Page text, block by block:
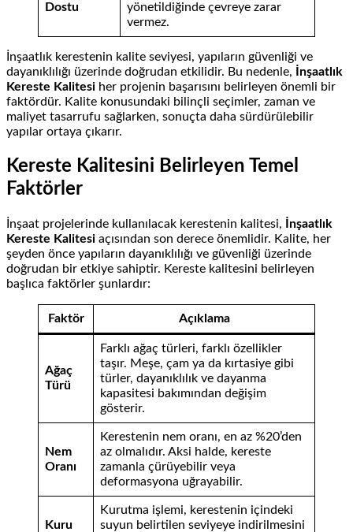
Dostu
yönetildiğinde çevreye zarar
vermez.
İnşaatlık kerestenin kalite seviyesi, yapıların güvenliği ve
dayanıklılığı üzerinde doğrudan etkilidir. Bu nedenle,
İnşaatlık
Kereste Kalitesi her projenin başarısını belirleyen önemli bir
faktördür. Kalite konusundaki bilinçli seçimler, zaman ve
maliyet tasarrufu sağlarken, sonuçta daha sürdürülebilir
yapılar ortaya çıkarır.
Kereste Kalitesini Belirleyen Temel
Faktörler
İnşaat projelerinde kullanılacak kerestenin kalitesi,
İnşaatlık
Kereste Kalitesi açısından son derece önemlidir. Kalite, her
şeyden önce yapıların dayanıklılığı ve güvenliği üzerinde
doğrudan bir etkiye sahiptir. Kereste kalitesini belirleyen
başlıca faktörler şunlardır:
Faktör Açıklama
Ağaç
Türü
Farklı ağaç türleri, farklı özellikler
taşır. Meşe, çam ya da kırtasiye gibi
türler, dayanıklılık ve dayanma
kapasitesi bakımından değişim
gösterir.
Nem
Oranı
Kerestenin nem oranı, en az %20’den
az olmalıdır. Aksi halde, kereste
zamanla çürüyebilir veya
deformasyona uğrayabilir.
Kuru
Kurutma işlemi, kerestenin içindeki
suyun belirtilen seviyeye indirilmesini